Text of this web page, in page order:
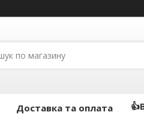
Доставка та оплата